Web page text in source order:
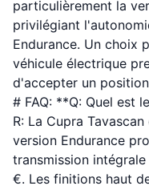
particulièrement la
privilégiant
Endurance. Un choix
véhicule électrique
d'accepter un
# FAQ: **Q: Quel est
R: La Cupra
version Endurance
transmission
€. Les finitions haut